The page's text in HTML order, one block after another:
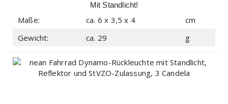
Mit Standlicht!
Maße: ca. 6 x 3,5 x 4
cm
Gewicht:
ca. 29 g